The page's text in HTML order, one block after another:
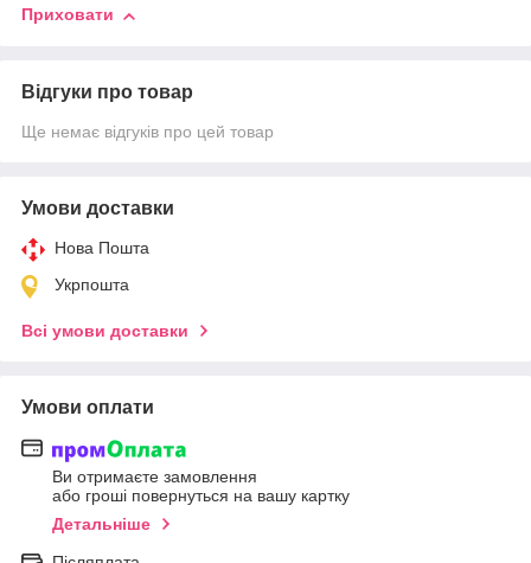
Приховати
Відгуки про товар
Ще немає відгуків про цей товар
Умови доставки
Нова Пошта
Укрпошта
Всі умови доставки
Умови оплати
Ви отримаєте замовлення
або гроші повернуться на вашу картку
Детальніше